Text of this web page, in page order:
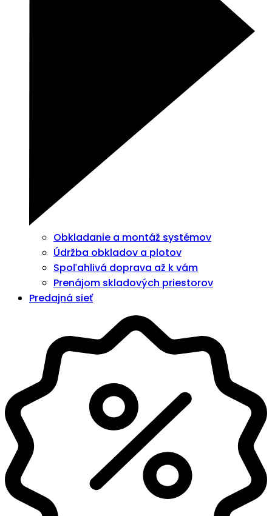
Obkladanie a montáž systémov
Údržba obkladov a plotov
Spoľahlivá doprava až k vám
Prenájom skladových priestorov
Predajná sieť